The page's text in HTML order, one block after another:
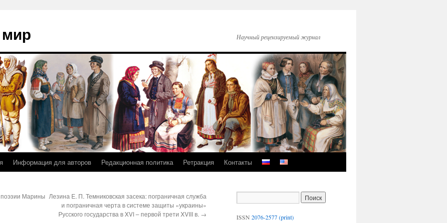
Научный рецензируемый журнал
Информация для авторов Редакционная политика Ретракция Контакты
Марины Лезина Е. П. Темниковская засека: пограничная служба
и пограничная черта в системе защиты «украины»
Русского государства в XVI – первой трети XVIII в. → ISSN 2076-2577 (print)